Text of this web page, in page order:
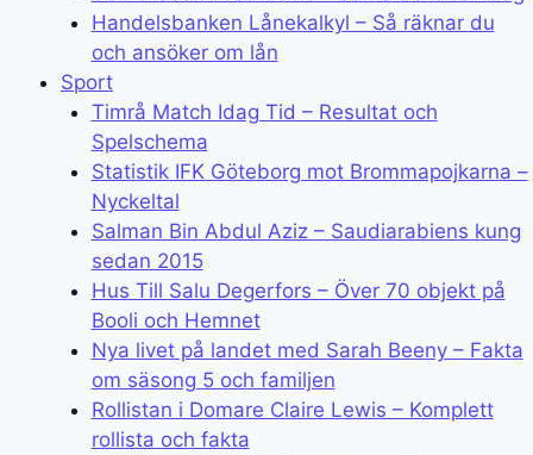
Handelsbanken Lånekalkyl – Så räknar du
och ansöker om lån
Sport
Timrå Match Idag Tid – Resultat och
Spelschema
Statistik IFK Göteborg mot Brommapojkarna –
Nyckeltal
Salman Bin Abdul Aziz – Saudiarabiens kung
sedan 2015
Hus Till Salu Degerfors – Över 70 objekt på
Booli och Hemnet
Nya livet på landet med Sarah Beeny – Fakta
om säsong 5 och familjen
Rollistan i Domare Claire Lewis – Komplett
rollista och fakta